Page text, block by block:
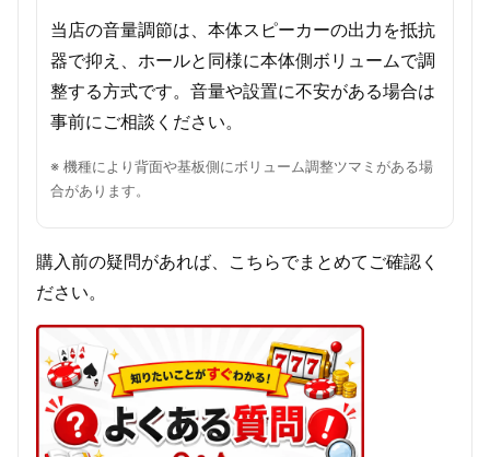
当店の音量調節は、本体スピーカーの出力を抵抗
器で抑え、ホールと同様に本体側ボリュームで調
整する方式です。音量や設置に不安がある場合は
事前にご相談ください。
※ 機種により背面や基板側にボリューム調整ツマミがある場
合があります。
購入前の疑問があれば、こちらでまとめてご確認く
ださい。